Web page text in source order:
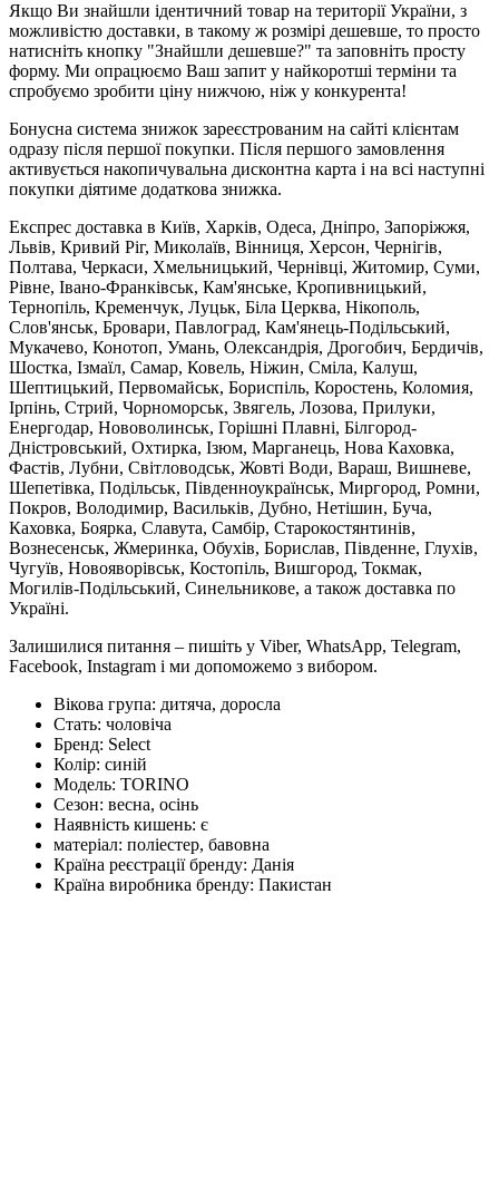
Якщо Ви знайшли ідентичний товар на території України, з
можливістю доставки, в такому ж розмірі дешевше, то просто
натисніть кнопку "Знайшли дешевше?" та заповніть просту
форму. Ми опрацюємо Ваш запит у найкоротші терміни та
спробуємо зробити ціну нижчою, ніж у конкурента!
Бонусна система знижок зареєстрованим на сайті клієнтам
одразу після першої покупки. Після першого замовлення
активується накопичувальна дисконтна карта і на всі наступні
покупки діятиме додаткова знижка.
Експрес доставка в Київ, Харків, Одеса, Дніпро, Запоріжжя,
Львів, Кривий Ріг, Миколаїв, Вінниця, Херсон, Чернігів,
Полтава, Черкаси, Хмельницький, Чернівці, Житомир, Суми,
Рівне, Івано-Франківськ, Кам'янське, Кропивницький,
Тернопіль, Кременчук, Луцьк, Біла Церква, Нікополь,
Слов'янськ, Бровари, Павлоград, Кам'янець-Подільський,
Мукачево, Конотоп, Умань, Олександрія, Дрогобич, Бердичів,
Шостка, Ізмаїл, Самар, Ковель, Ніжин, Сміла, Калуш,
Шептицький, Первомайськ, Бориспіль, Коростень, Коломия,
Ірпінь, Стрий, Чорноморськ, Звягель, Лозова, Прилуки,
Енергодар, Нововолинськ, Горішні Плавні, Білгород-
Дністровський, Охтирка, Ізюм, Марганець, Нова Каховка,
Фастів, Лубни, Світловодськ, Жовті Води, Вараш, Вишневе,
Шепетівка, Подільськ, Південноукраїнськ, Миргород, Ромни,
Покров, Володимир, Васильків, Дубно, Нетішин, Буча,
Каховка, Боярка, Славута, Самбір, Старокостянтинів,
Вознесенськ, Жмеринка, Обухів, Борислав, Південне, Глухів,
Чугуїв, Новояворівськ, Костопіль, Вишгород, Токмак,
Могилів-Подільський, Синельникове, а також доставка по
Україні.
Залишилися питання – пишіть у Viber, WhatsApp, Telegram,
Facebook, Instagram і ми допоможемо з вибором.
Вікова група: дитяча, доросла
Стать: чоловіча
Бренд: Select
Колір: синій
Модель: TORINO
Сезон: весна, осінь
Наявність кишень: є
матеріал: поліестер, бавовна
Країна реєстрації бренду: Данія
Країна виробника бренду: Пакистан